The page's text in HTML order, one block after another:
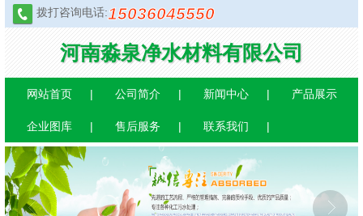
拨打咨询电话:15036045550
河南淼泉净水材料有限公司
网站首页 公司简介 新闻中心 产品展示
企业图库 售后服务 联系我们